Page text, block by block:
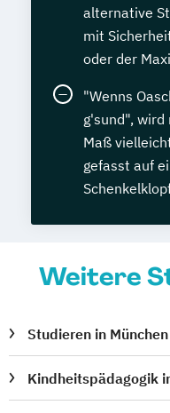
alternative
mit
oder der
"Wenns
g'sund",
Maß
gefasst auf
Weitere
Studieren in München
Kindheitspädagogik